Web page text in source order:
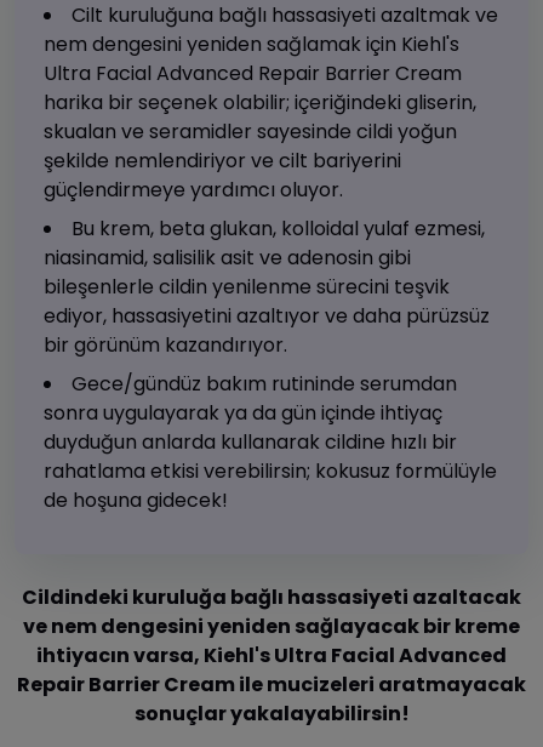
Cilt kuruluğuna bağlı hassasiyeti azaltmak ve
nem dengesini yeniden sağlamak için Kiehl's
Ultra Facial Advanced Repair Barrier Cream
harika bir seçenek olabilir; içeriğindeki gliserin,
skualan ve seramidler sayesinde cildi yoğun
şekilde nemlendiriyor ve cilt bariyerini
güçlendirmeye yardımcı oluyor.
Bu krem, beta glukan, kolloidal yulaf ezmesi,
niasinamid, salisilik asit ve adenosin gibi
bileşenlerle cildin yenilenme sürecini teşvik
ediyor, hassasiyetini azaltıyor ve daha pürüzsüz
bir görünüm kazandırıyor.
Gece/gündüz bakım rutininde serumdan
sonra uygulayarak ya da gün içinde ihtiyaç
duyduğun anlarda kullanarak cildine hızlı bir
rahatlama etkisi verebilirsin; kokusuz formülüyle
de hoşuna gidecek!
Cildindeki kuruluğa bağlı hassasiyeti azaltacak
ve nem dengesini yeniden sağlayacak bir kreme
ihtiyacın varsa, Kiehl's Ultra Facial Advanced
Repair Barrier Cream ile mucizeleri aratmayacak
sonuçlar yakalayabilirsin!